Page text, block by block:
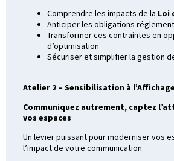
Comprendre les impacts de la Loi
Anticiper les obligations
Transformer ces contraintes en
d’optimisation
Sécuriser et simplifier la gestion
Atelier 2 – Sensibilisation à
Communiquez autrement, captez
vos espaces
Un levier puissant pour moderniser vos
l’impact de votre communication.